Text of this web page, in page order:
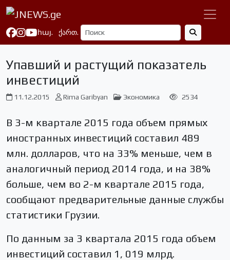
հայ. ქართ.
Упавший и растущий показатель
инвестиций
11.12.2015 Rima Garibyan Экономика 2534
В 3-м квартале 2015 года объем прямых
иностранных инвестиций составил 489
млн. долларов, что на 33% меньше, чем в
аналогичный период 2014 года, и на 38%
больше, чем во 2-м квартале 2015 года,
сообщают предварительные данные службы
статистики Грузии.
По данным за 3 квартала 2015 года объем
инвестиций составил 1, 019 млрд.